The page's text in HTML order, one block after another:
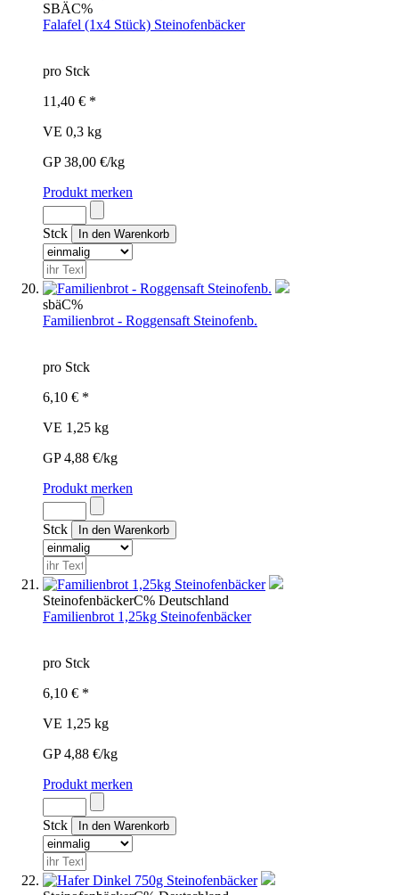
SBÄC%
Falafel (1x4 Stück) Steinofenbäcker
pro Stck
11,40 € *
VE 0,3 kg
GP 38,00 €/kg
Produkt merken
Stck
sbäC%
Familienbrot - Roggensaft Steinofenb.
pro Stck
6,10 € *
VE 1,25 kg
GP 4,88 €/kg
Produkt merken
Stck
SteinofenbäckerC% Deutschland
Familienbrot 1,25kg Steinofenbäcker
pro Stck
6,10 € *
VE 1,25 kg
GP 4,88 €/kg
Produkt merken
Stck